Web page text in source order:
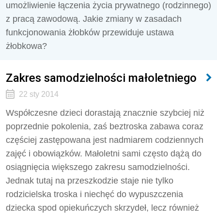
umożliwienie łączenia życia prywatnego (rodzinnego)
z pracą zawodową. Jakie zmiany w zasadach
funkcjonowania żłobków przewiduje ustawa
żłobkowa?
Zakres samodzielności małoletniego
22 sty 2014
Współczesne dzieci dorastają znacznie szybciej niż
poprzednie pokolenia, zaś beztroska zabawa coraz
częściej zastępowana jest nadmiarem codziennych
zajęć i obowiązków. Małoletni sami często dążą do
osiągnięcia większego zakresu samodzielności.
Jednak tutaj na przeszkodzie staje nie tylko
rodzicielska troska i niechęć do wypuszczenia
dziecka spod opiekuńczych skrzydeł, lecz również